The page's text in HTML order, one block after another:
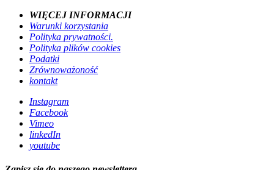
WIĘCEJ INFORMACJI
Warunki korzystania
Polityka prywatności.
Polityka plików cookies
Podatki
Zrównoważoność
kontakt
Instagram
Facebook
Vimeo
linkedIn
youtube